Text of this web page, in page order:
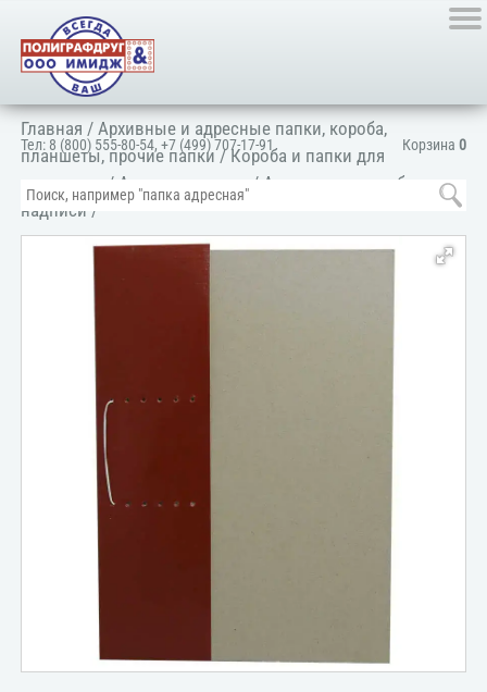
Корзина 0
Тел: 8 (800) 555-80-54,+7 (499) 707-17-91
Главная /Архивные и адресные папки, короба,
планшеты, прочие папки/Короба и папки для
/ Архивные папки/ Архивные папки без
надписи /